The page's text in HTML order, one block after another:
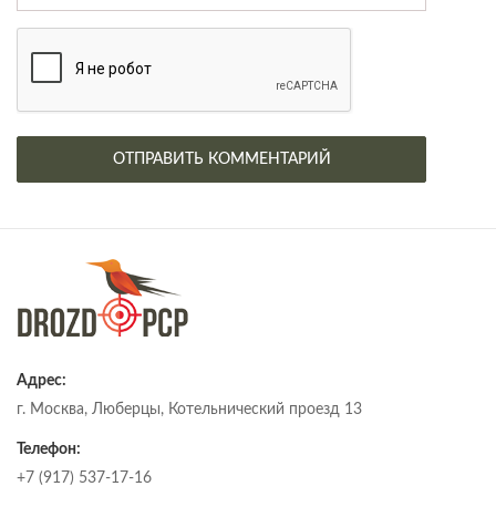
Адрес:
г. Москва, Люберцы, Котельнический проезд 13
Телефон:
+7 (917) 537-17-16